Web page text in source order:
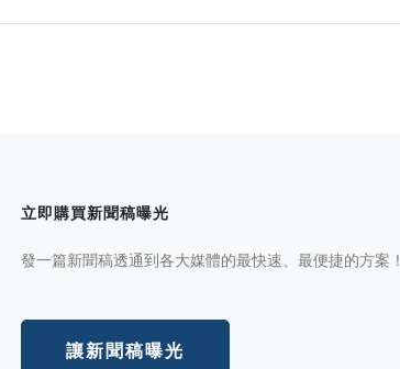
立即購買新聞稿曝光
發一篇新聞稿透通到各大媒體的最快速、最便捷的方案！
讓新聞稿曝光